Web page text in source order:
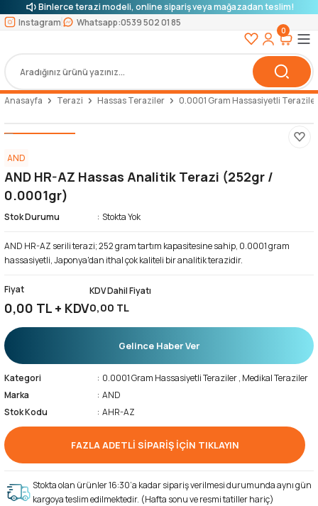
Binlerce terazi modeli, online sipariş veya mağazadan teslim!
Instagram
Whatsapp:0539 502 01 85
0
Anasayfa Terazi Hassas Teraziler 0.0001 Gram Hassasiyetli Teraziler
AND
AND HR-AZ Hassas Analitik Terazi (252gr /
0.0001gr)
Stok Durumu Stokta Yok
AND HR-AZ serili terazi; 252 gram tartım kapasitesine sahip, 0.0001 gram
hassasiyetli, Japonya'dan ithal çok kaliteli bir analitik terazidir.
Fiyat
0,00 TL + KDV
KDV Dahil Fiyatı
0,00 TL
Gelince Haber Ver
Kategori 0.0001 Gram Hassasiyetli Teraziler, Medikal Teraziler
Marka
AND
Stok Kodu
AHR-AZ
FAZLA ADETLİ SİPARİŞ İÇİN TIKLAYIN
Stokta olan ürünler 16:30’a kadar sipariş verilmesi durumunda aynı gün
kargoya teslim edilmektedir. (Hafta sonu ve resmi tatiller hariç)